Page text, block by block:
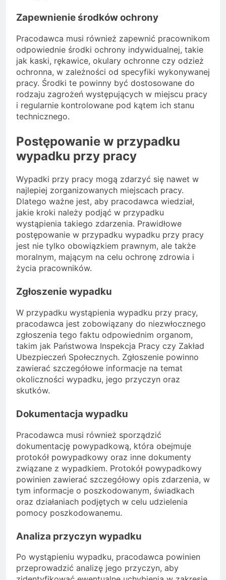
Zapewnienie środków ochrony
Pracodawca musi również zapewnić pracownikom
odpowiednie środki ochrony indywidualnej, takie
jak kaski, rękawice, okulary ochronne czy odzież
ochronna, w zależności od specyfiki wykonywanej
pracy. Środki te powinny być dostosowane do
rodzaju zagrożeń występujących w miejscu pracy
i regularnie kontrolowane pod kątem ich stanu
technicznego.
Postępowanie w przypadku
wypadku przy pracy
Wypadki przy pracy mogą zdarzyć się nawet w
najlepiej zorganizowanych miejscach pracy.
Dlatego ważne jest, aby pracodawca wiedział,
jakie kroki należy podjąć w przypadku
wystąpienia takiego zdarzenia. Prawidłowe
postępowanie w przypadku wypadku przy pracy
jest nie tylko obowiązkiem prawnym, ale także
moralnym, mającym na celu ochronę zdrowia i
życia pracowników.
Zgłoszenie wypadku
W przypadku wystąpienia wypadku przy pracy,
pracodawca jest zobowiązany do niezwłocznego
zgłoszenia tego faktu odpowiednim organom,
takim jak Państwowa Inspekcja Pracy czy Zakład
Ubezpieczeń Społecznych. Zgłoszenie powinno
zawierać szczegółowe informacje na temat
okoliczności wypadku, jego przyczyn oraz
skutków.
Dokumentacja wypadku
Pracodawca musi również sporządzić
dokumentację powypadkową, która obejmuje
protokół powypadkowy oraz inne dokumenty
związane z wypadkiem. Protokół powypadkowy
powinien zawierać szczegółowy opis zdarzenia, w
tym informacje o poszkodowanym, świadkach
oraz działaniach podjętych w celu udzielenia
pomocy poszkodowanemu.
Analiza przyczyn wypadku
Po wystąpieniu wypadku, pracodawca powinien
przeprowadzić analizę jego przyczyn, aby